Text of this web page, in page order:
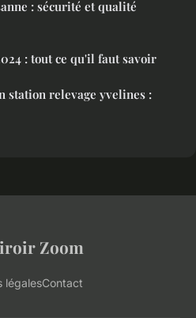
: sécurité et qualité
: tout ce qu'il faut savoir
station relevage yvelines :
Zoom
légalesContact